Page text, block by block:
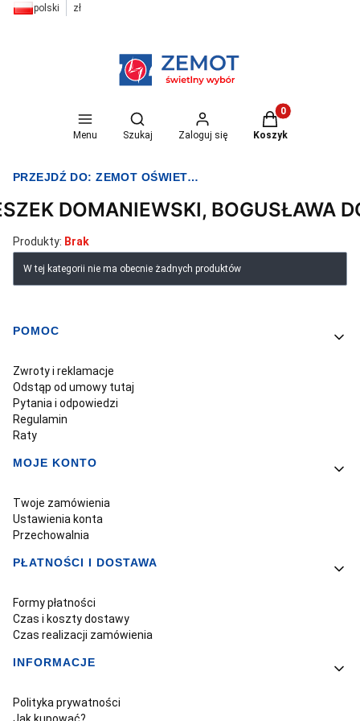
polski zł
Menu
Otwórz wyszukiwarkę
Szukaj Zaloguj się
Produkty w
Koszyk
PRZEJDŹ DO:ZEMOT OŚWIETLENIE I ELEKTRYKA
DOMANIEWSKI, BOGUSŁAWA
Produkty: Brak
Lista produktów
W tej kategorii nie ma obecnie żadnych produktów
Linki w stopce
POMOC
Zwroty i reklamacje
Odstąp od umowy tutaj
Pytania i odpowiedzi
Regulamin
Raty
MOJE KONTO
Twoje zamówienia
Ustawienia konta
Przechowalnia
PŁATNOŚCI I DOSTAWA
Formy płatności
Czas i koszty dostawy
Czas realizacji zamówienia
INFORMACJE
Polityka prywatności